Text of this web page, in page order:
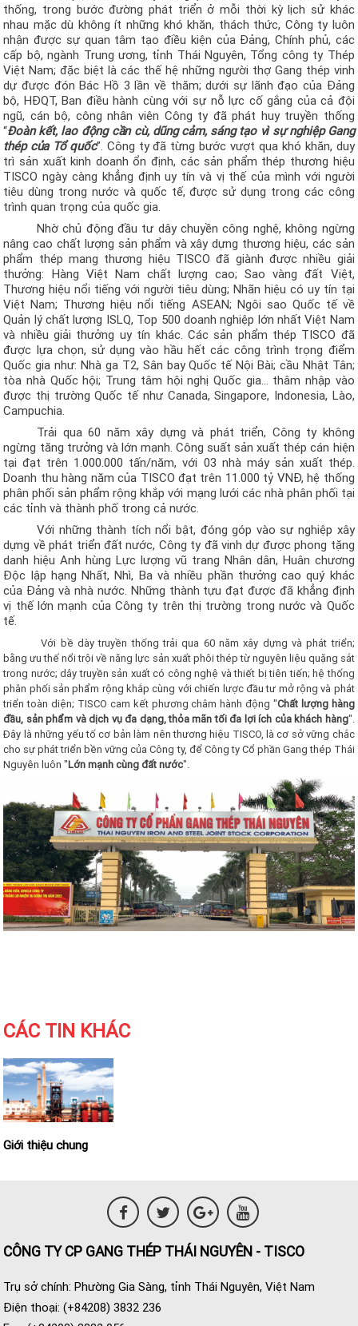
thống, trong bước đường phát triển ở mỗi thời kỳ lịch sử khác
nhau mặc dù không ít những khó khăn, thách thức, Công ty luôn
nhận được sự quan tâm tạo điều kiện của Đảng, Chính phủ, các
cấp bộ, ngành Trung ương, tỉnh Thái Nguyên, Tổng công ty Thép
Việt Nam; đặc biệt làcác thế hệ những người thợ Gang thép vinh
dự được đón Bác Hồ 3 lần về thăm; dưới sự lãnh đạo của Đảng
bộ, HĐQT, Ban điều hành cùng với sự nỗ lực cố gắng của cả đội
ngũ, cán bộ, công nhân viên Công ty đã phát huy truyền thống
“Đoàn kết, lao động cần cù, dũng cảm, sáng tạo vì sự nghiệp Gang
thép của Tổ quốc”. Công ty đã từng bước vượt qua khó khăn, duy
trì sản xuất kinh doanh ổn định, các sản phẩm thép thương hiệu
TISCO ngày càng khẳng định uy tín và vị thế của mình với người
tiêu dùng trong nước và quốc tế, được sử dụng trong các công
trình quan trọng của quốc gia.
Nhờ chủ động đầu tư dây chuyền công nghệ, không ngừng
nâng cao chất lượng sản phẩm và xây dựng thương hiệu, các sản
phẩm thép mang thương hiệu TISCO đã giành được nhiều giải
thưởng: Hàng Việt Nam chất lượng cao; Sao vàng đất Việt,
Thương hiệu nổi tiếng với người tiêu dùng; Nhãn hiệu có uy tín tại
Việt Nam; Thương hiệu nổi tiếng ASEAN; Ngôi sao Quốc tế về
Quản lý chất lượng ISLQ, Top 500 doanh nghiệp lớn nhất Việt Nam
và nhiều giải thưởng uy tín khác. Các sản phẩm thép TISCO đã
được lựa chọn, sử dụng vào hầu hết các công trình trọng điểm
Quốc gia như: Nhà ga T2, Sân bay Quốc tế Nội Bài; cầu Nhật Tân;
tòa nhà Quốc hội; Trung tâm hội nghị Quốc gia... thâm nhập vào
được thị trường Quốc tế như Canada, Singapore, Indonesia, Lào,
Campuchia.
Trải qua 60 năm xây dựng và phát triển, Công ty không
ngừng tăng trưởng và lớn mạnh. Công suất sản xuất thép cán hiện
tại đạt trên 1.000.000 tấn/năm, với 03 nhà máy sản xuất thép.
Doanh thu hàng năm của TISCO đạt trên 11.000 tỷ VNĐ, hệ thống
phân phối sản phẩm rộng khắp với mạng lưới các nhà phân phối tại
các tỉnh và thành phố trong cả nước.
Với những thành tích nổi bật, đóng góp vào sự nghiệp xây
dựng về phát triển đất nước, Công ty đã vinh dự được phong tặng
danh hiệu Anh hùng Lực lượng vũ trang Nhân dân, Huân chương
Độc lập hạng Nhất, Nhì, Ba và nhiều phần thưởng cao quý khác
của Đảng và nhà nước. Những thành tựu đạt được đã khẳng định
vị thế lớn mạnh của Công ty trên thị trường trong nước và Quốc
tế.
Với bề dày truyền thống trải qua 60 năm xây dựng và phát triển;
bằng ưu thế nổi trội về năng lực sản xuất phôi thép từ nguyên liệu quặng sắt
trong nước; dây truyền sản xuất có công nghệ và thiết bị tiên tiến; hệ thống
phân phối sản phẩm rộng khắp cùng với chiến lược đầu tư mở rộng và phát
triển toàn diện; TISCO cam kết phương châm hành động "Chất lượng hàng
đầu, sản phẩm và dịch vụ đa dạng, thỏa mãn tối đa lợi ích của khách hàng".
Đây là những yếu tố cơ bản làm nên thương hiệu TISCO, là cơ sở vững chắc
cho sự phát triển bền vững của Công ty, để Công ty Cổ phần Gang thép Thái
Nguyên luôn "Lớn mạnh cùng đất nước".
CÁC TIN KHÁC
Giới thiệu chung
CÔNG TY CP GANG THÉP THÁI NGUYÊN - TISCO
Trụ sở chính: Phường Gia Sàng, tỉnh Thái Nguyên, Việt Nam
Điện thoại: (+84208) 3832 236